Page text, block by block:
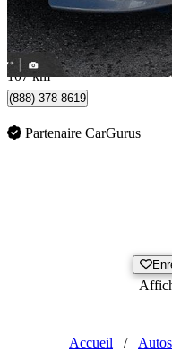
141 $/mois env.
Kelowna, BC
107 km
(888) 378-8619
Partenaire CarGurus
Accueil /